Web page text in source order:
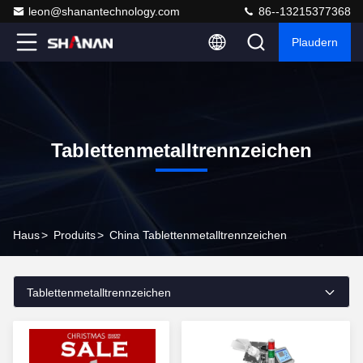
leon@shanantechnology.com 86--13215377368
Plaudern
Tablettenmetalltrennzeichen
Haus> Produits> China Tablettenmetalltrennzeichen
Tablettenmetalltrennzeichen